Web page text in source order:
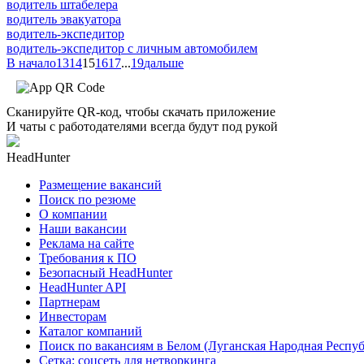
водитель штабелера
водитель эвакуатора
водитель-экспедитор
водитель-экспедитор c личным автомобилем
В начало1314151617...19дальше
Сканируйте QR-код, чтобы скачать приложение
И чаты с работодателями всегда будут под рукой
HeadHunter
Размещение вакансий
Поиск по резюме
О компании
Наши вакансии
Реклама на сайте
Требования к ПО
Безопасный HeadHunter
HeadHunter API
Партнерам
Инвесторам
Каталог компаний
Поиск по вакансиям в Белом (Луганская Народная
Сетка: соцсеть для нетворкинга